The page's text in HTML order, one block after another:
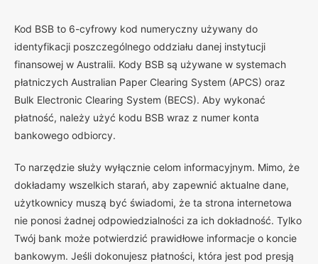
Kod BSB to 6-cyfrowy kod numeryczny używany do
identyfikacji poszczególnego oddziału danej instytucji
finansowej w Australii. Kody BSB są używane w systemach
płatniczych Australian Paper Clearing System (APCS) oraz
Bulk Electronic Clearing System (BECS). Aby wykonać
płatność, należy użyć kodu BSB wraz z numer konta
bankowego odbiorcy.
To narzędzie służy wyłącznie celom informacyjnym. Mimo, że
dokładamy wszelkich starań, aby zapewnić aktualne dane,
użytkownicy muszą być świadomi, że ta strona internetowa
nie ponosi żadnej odpowiedzialności za ich dokładność. Tylko
Twój bank może potwierdzić prawidłowe informacje o koncie
bankowym. Jeśli dokonujesz płatności, która jest pod presją